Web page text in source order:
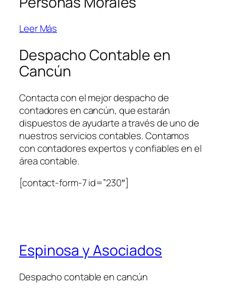
Leer Más
Despacho Contable en
Cancún
Contacta con el mejor despacho de
contadores en cancún, que estarán
dispuestos de ayudarte a través de uno de
nuestros servicios contables. Contamos
con contadores expertos y confiables en el
área contable.
[contact-form-7 id=”230″]
Espinosa y Asociados
Despacho contable en cancún